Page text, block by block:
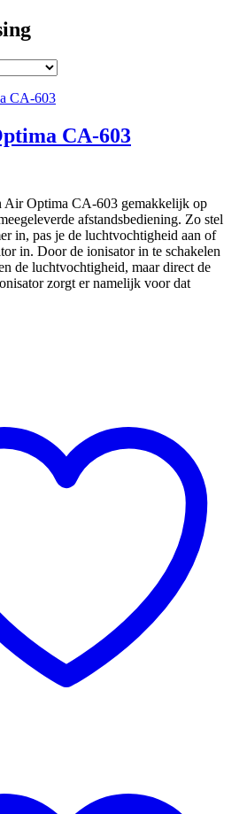
CA-603
Air Optima CA-603 gemakkelijk op
afstandsbediening. Zo stel
in, pas je de luchtvochtigheid aan of
in. Door de ionisator in te schakelen
de luchtvochtigheid, maar direct de
zorgt er namelijk voor dat